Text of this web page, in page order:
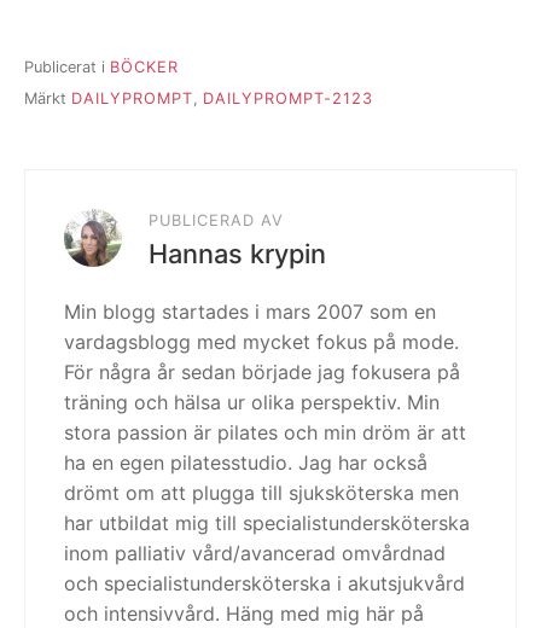
Publicerat i BÖCKER
Märkt DAILYPROMPT, DAILYPROMPT-2123
PUBLICERAD AV
Hannas krypin
Min blogg startades i mars 2007 som en
vardagsblogg med mycket fokus på mode.
För några år sedan började jag fokusera på
träning och hälsa ur olika perspektiv. Min
stora passion är pilates och min dröm är att
ha en egen pilatesstudio. Jag har också
drömt om att plugga till sjuksköterska men
har utbildat mig till specialistundersköterska
inom palliativ vård/avancerad omvårdnad
och specialistundersköterska i akutsjukvård
och intensivvård. Häng med mig här på